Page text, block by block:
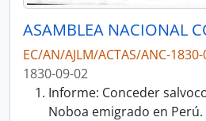
EC/AN/AJLM/ACTAS/ANC-
1830-09-02
Informe: Conceder
Noboa emigrado en